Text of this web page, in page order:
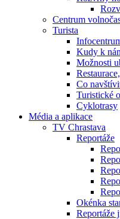
Centrum
Turista
Kudy k
Možnosti
Co
Turistické
Cyklotrasy
Média a aplikace
TV Chrastava
Reportáže
Okénka
Reportáže